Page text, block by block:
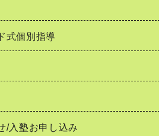
式個別指導
/入塾お申し込み